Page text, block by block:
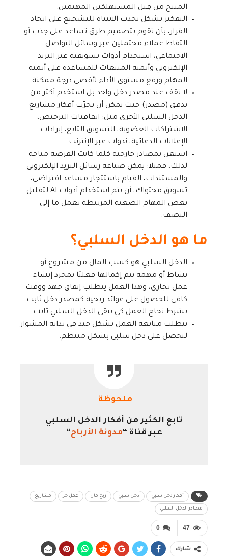
المنتج من قِبل المستهلكين المهتمين.
التفكير بشكل يجذب الانتباه للتشجيع على اتخاذ
القرار، بأن تقوم بتصميم طرق تساعد على جذب أو
التقاط عملاء محتملين عبر وسائل التواصل
الاجتماعي، استخدام أدوات تسويقية عبر البريد
الإلكتروني وأتمتة المبيعات للمساعدة على أتمتة
المهام ورفع مستوى الأداء لأقصى درجة ممكنة.
لا تقف عند مصدر دخل واحد بل استخدم أكثر من
تدفق (مصدر) حيث يمكن أن تجرّب أفكار مشاريع
الدخل السلبي الأخرى مثل: اتفاقيات الترخيص،
الاشتراكات العضوية، التسويق التابع، إيرادات
الإعلانات الدعائية، ندوات عبر الإنترنت.
استعن بمصادر خارجية كلما كانت الفرصة متاحة
لذلك، فمثلا: يمكن صياغة رسائل البريد الإلكتروني
والمستندات، القيام باستئجار مساعد افتراضي،
تسويق محتواك، أن يتم استخدام أدوات AI لتقليل
بعض المهام الصعبة المرتبطة بعمل ما إلى
النصف.
ما هو الدخل السلبي؟
الدخل السلبي هو كسب المال من مشروع أو
نشاط أو مهمة يتم إكمالها فعليًا بمجرد إنشاء
عمل تجاري، وهذا العمل يتطلب إنفاق جهد ووقت
كافي للحصول على عوائد ربحية كمصدر دخل ثابت
بشرط نجاح العمل كي يبقى الدخل السلبي ثابت.
يتطلب متابعة العمل بشكل جيد في بداية المشوار
لتحصل على دخل سلبي بشكل منتظم.
ملحوظة
تابع الكثير من أفكار الدخل السلبي
عبر قناة “مدونة الأرباح“
أفكار دخل سلبي دخل سلبي ربح مال عمل حر مشاريع
مصادر الدخل السلبي
0 47
شارك